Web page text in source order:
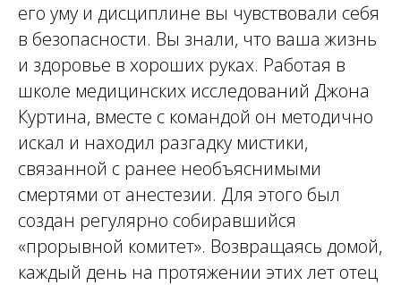
его уму и дисциплине вы чувствовали себя
в безопасности. Вы знали, что ваша жизнь
и здоровье в хороших руках. Работая в
школе медицинских исследований Джона
Куртина, вместе с командой он методично
искал и находил разгадку мистики,
связанной с ранее необъяснимыми
смертями от анестезии. Для этого был
создан регулярно собиравшийся
«прорывной комитет». Возвращаясь домой,
каждый день на протяжении этих лет отец